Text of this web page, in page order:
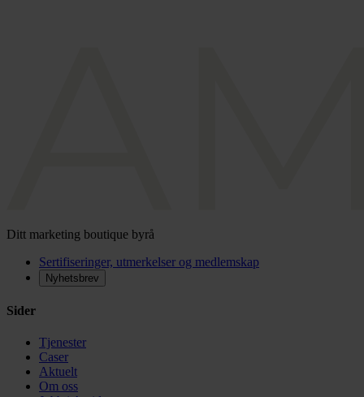
Ditt marketing boutique byrå
Sertifiseringer, utmerkelser og medlemskap
Nyhetsbrev
Sider
Tjenester
Caser
Aktuelt
Om oss